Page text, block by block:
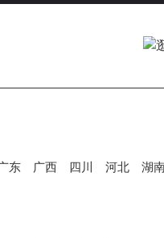
东 广西 四川 河北 湖